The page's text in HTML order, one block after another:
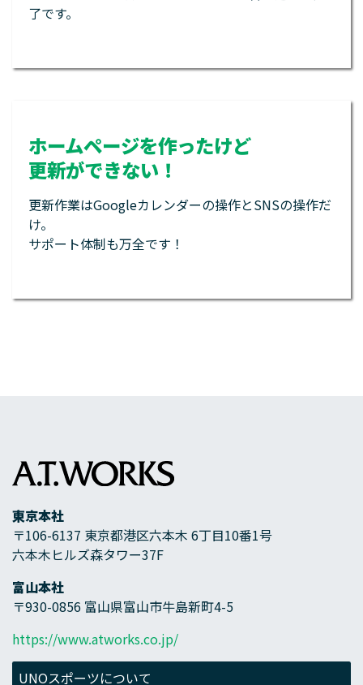
了です。
ホームページを作ったけど
更新ができない！
更新作業はGoogleカレンダーの操作とSNSの操作だ
け。
サポート体制も万全です！
東京本社
〒106-6137 東京都港区六本木 6丁目10番1号
六本木ヒルズ森タワー37F
富山本社
〒930-0856 富山県富山市牛島新町4-5
https://www.atworks.co.jp/
UNOスポーツについて